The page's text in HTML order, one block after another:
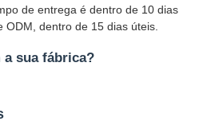
de entrega é dentro de 10 dias
ODM, dentro de 15 dias úteis.
sua fábrica?